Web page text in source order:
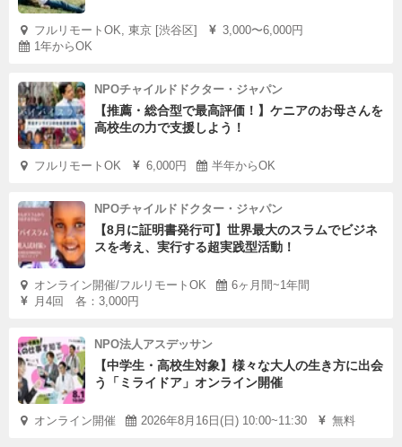
フルリモートOK, 東京 [渋谷区]
3,000〜6,000円
1年からOK
NPOチャイルドドクター・ジャパン
【推薦・総合型で最高評価！】ケニアのお母さんを
高校生の力で支援しよう！
フルリモートOK 6,000円 半年からOK
NPOチャイルドドクター・ジャパン
【8月に証明書発行可】世界最大のスラムでビジネ
スを考え、実行する超実践型活動！
オンライン開催/フルリモートOK
6ヶ月間~1年間
月4回 各：3,000円
NPO法人アスデッサン
【中学生・高校生対象】様々な大人の生き方に出会
う「ミライドア」オンライン開催
オンライン開催 2026年8月16日(日) 10:00~11:30 無料